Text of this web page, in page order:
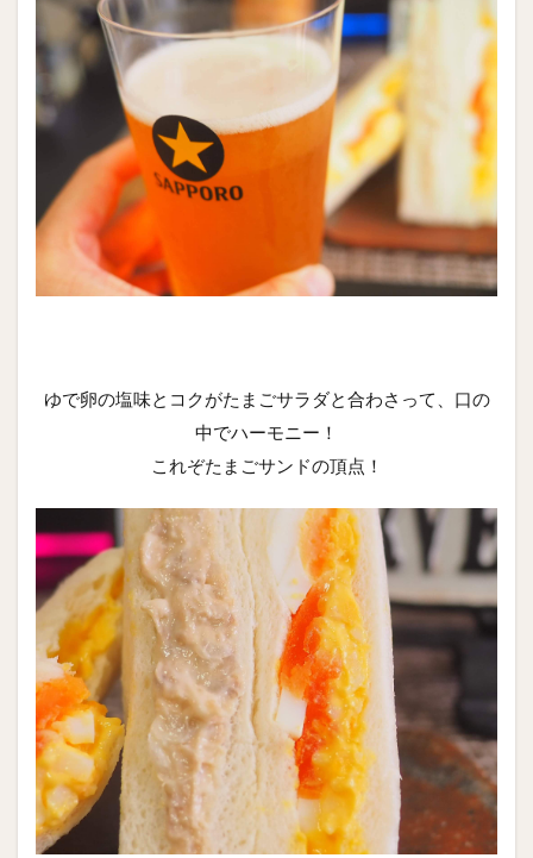
ゆで卵の塩味とコクがたまごサラダと合わさって、口の
中でハーモニー！
これぞたまごサンドの頂点！